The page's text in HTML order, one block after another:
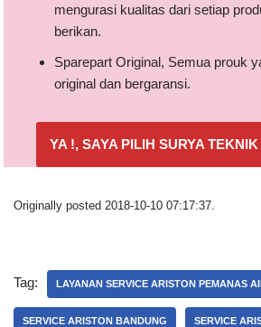
mengurasi kualitas dari setiap
berikan.
Sparepart Original, Semua prouk
original dan bergaransi.
YA !, SAYA PILIH SURYA
Originally posted 2018-10-10 07:17:37.
Tag: LAYANAN SERVICE ARISTON PEMANAS
SERVICE ARISTON BANDUNG SERVICE